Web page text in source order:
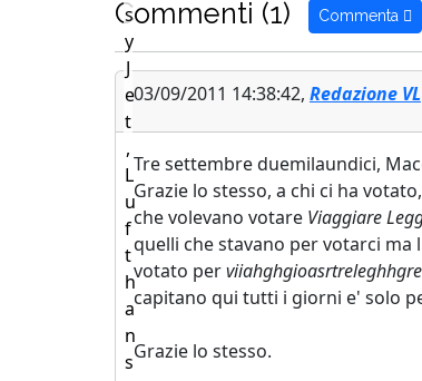
Commenti (1) Commenta
03/09/2011 14:38:42, Redazione VL
Tre settembre duemilaundici,
Grazie lo stesso, a chi ci ha
che volevano votare Viaggiare
quelli che stavano per votarci ma
votato per
capitano qui tutti i giorni e' solo
Grazie lo stesso.
s
y
J
e
t
,
L
u
f
t
h
a
n
s